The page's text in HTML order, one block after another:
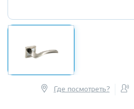
Где посмотреть?